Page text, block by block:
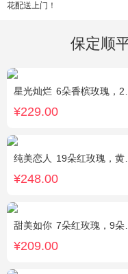
花配送上门！
保定顺
星光灿烂 6朵香槟玫瑰，2朵向日葵，1个蓝色绣球，桔梗、小花、绿叶搭配
¥229.00
纯美恋人 19朵红玫瑰，黄莺、满天星、绿叶适量点缀
¥248.00
甜美如你 7朵红玫瑰，9朵戴安娜粉玫瑰，白色满天星丰满间插，尤加利搭配
¥209.00